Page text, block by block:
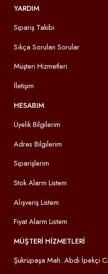
YARDIM
Sipariş Takibi
Sıkça Sorulan Sorular
Müşteri Hizmetleri
İletişim
HESABIM
Üyelik Bilgilerim
Adres Bilgilerim
Siparişlerim
Stok Alarm Listem
Alışveriş Listem
Fiyat Alarm Listem
MÜŞTERİ HİZMETLERİ
Şükrüpaşa Mah. Abdi İpekçi